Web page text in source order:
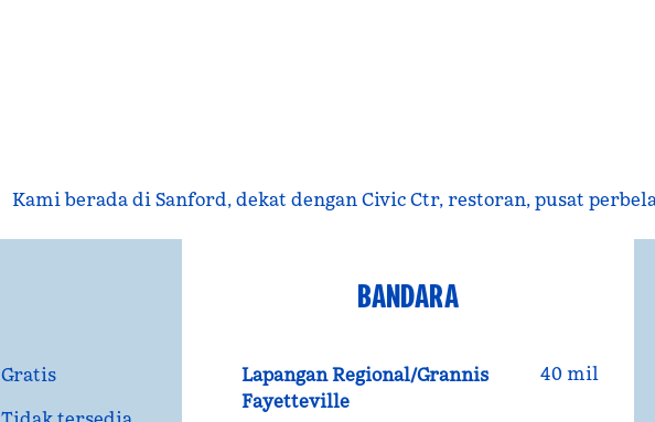
Kami berada di Sanford, dekat dengan Civic Ctr, restoran, pusat
Gratis
BANDARA
Lapangan Regional/Grannis
Fayetteville
40 mil